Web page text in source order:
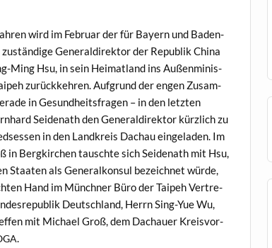
wird im Feb­ru­ar der für Bay­ern und Baden-
Gen­eraldirek­tor der Repub­lik Chi­na
Ming Hsu, in sein Heimat­land ins Außen­min­is­
zurück­kehren. Auf­grund der engen Zusam­
in Gesund­heits­fra­gen – in den let­zten
Sei­de­nath den Gen­eraldirek­tor kür­zlich zu
in den Land­kreis Dachau ein­ge­laden. Im
in Bergkirchen tauschte sich Sei­de­nath mit Hsu,
Staat­en als Gen­er­alkon­sul beze­ich­net würde,
Hand im Münch­n­er Büro der Taipeh Vertre­
Deutsch­land, Her­rn Sing-Yue Wu,
mit Michael Groß, dem Dachauer Kreisvor­
.